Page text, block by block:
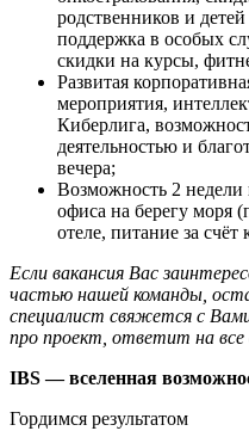
родственников и
поддержка в особых
скидки на курсы,
Развитая
мероприятия,
Киберлига,
деятельностью и
вечера;
Возможность 2 недели
офиса на берегу моря
отеле, питание за
Если вакансия Вас
частью нашей команды,
специалист свяжется с
про проект, ответит на все
IBS — вселенная
Гордимся результатом